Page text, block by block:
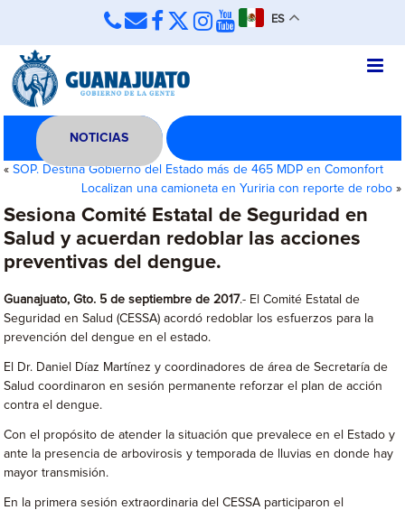
ES
NOTICIAS
«SOP. Destina Gobierno del Estado más de 465 MDP en Comonfort
Localizan una camioneta en Yuriria con reporte de robo»
Sesiona Comité Estatal de Seguridad en
Salud y acuerdan redoblar las acciones
preventivas del dengue.
Guanajuato, Gto. 5 de septiembre de 2017.- El Comité Estatal de
Seguridad en Salud (CESSA) acordó redoblar los esfuerzos para la
prevención del dengue en el estado.
El Dr. Daniel Díaz Martínez y coordinadores de área de Secretaría de
Salud coordinaron en sesión permanente reforzar el plan de acción
contra el dengue.
Con el propósito de atender la situación que prevalece en el Estado y
ante la presencia de arbovirosis y temporada de lluvias en donde hay
mayor transmisión.
En la primera sesión extraordinaria del CESSA participaron el